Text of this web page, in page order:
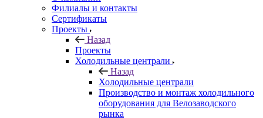
Филиалы и контакты
Сертификаты
Проекты
Назад
Проекты
Холодильные централи
Назад
Холодильные централи
Производство и монтаж холодильного
оборудования для Велозаводского
рынка